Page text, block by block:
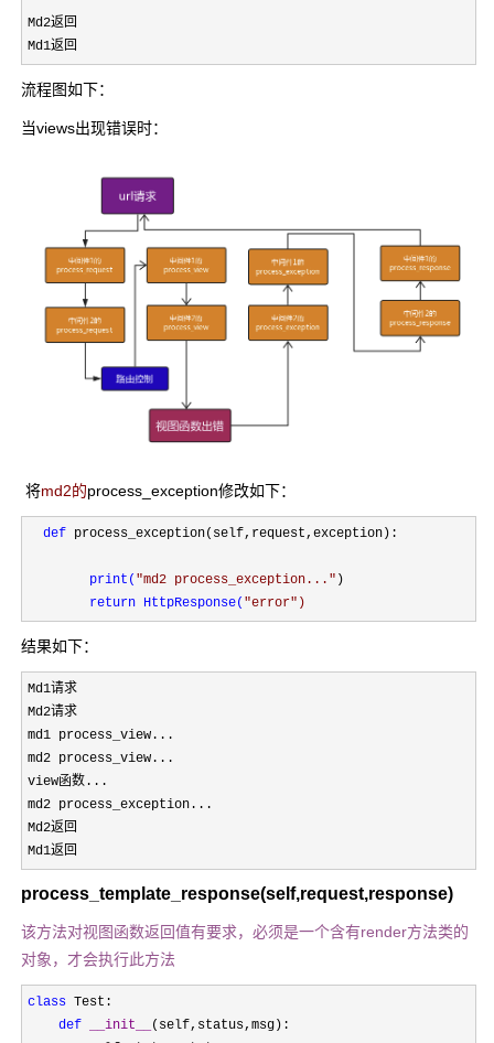
Md2返回
Md1返回
流程图如下：
当views出现错误时：
将md2的process_exception修改如下：
def process_exception(self,request,exception):
print( "md2 process_exception... " )
return HttpResponse( "error")
结果如下：
Md1请求
Md2请求
md1 process_view...
md2 process_view...
view函数...
md2 process_exception...
Md2返回
Md1返回
process_template_response(self,request,response)
该方法对视图函数返回值有要求，必须是一个含有render方法类的
对象，才会执行此方法
class Test:
def
__init__
(self,status,msg):